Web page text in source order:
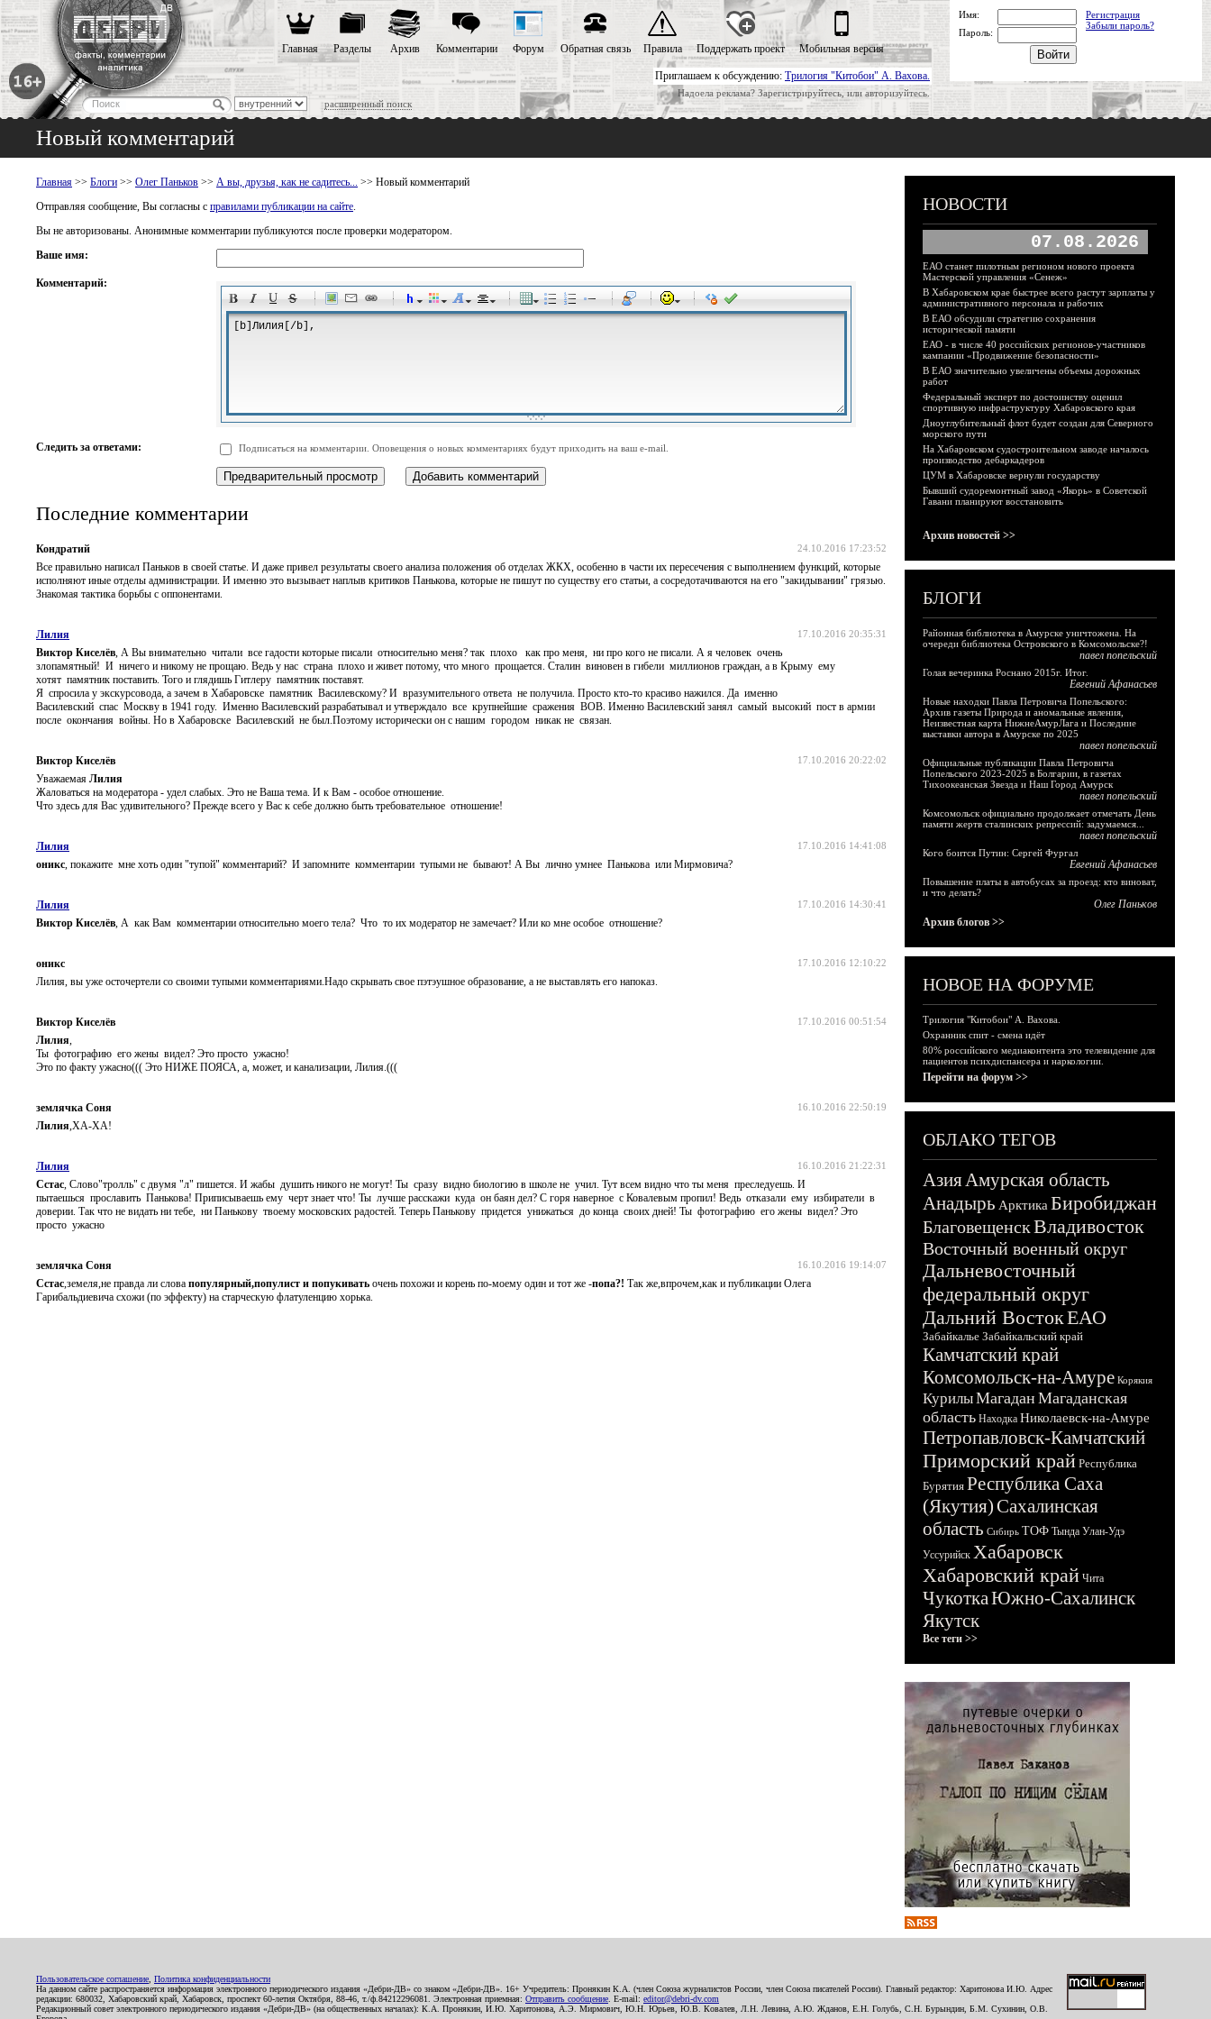
Приглашаем к обсуждению: Трилогия "Китобои" А. Вахова.
Надоела реклама? Зарегистрируйтесь, или авторизуйтесь.
расширенный поиск
Главная Разделы Архив Комментарии Форум Обратная связь Правила Поддержать проект Мобильная версия
Имя:
Регистрация
Забыли пароль?
Пароль:
Новый комментарий
Главная >> Блоги >> Олег Паньков >> А вы, друзья, как не садитесь... >> Новый комментарий
Отправляя сообщение, Вы согласны с правилами публикации на сайте.
Вы не авторизованы. Анонимные комментарии публикуются после проверки модератором.
Ваше имя:
Комментарий:
-
-
-
-
-
-
-
-
-
-
-
-
-
-
-
-
-
-
-
-
-
-
-
-
-
-
-
Следить за ответами: Подписаться на комментарии. Оповещения о новых комментариях будут приходить на ваш e-mail.
Последние комментарии
24.10.2016 17:23:52
Кондратий
Все правильно написал Паньков в своей статье. И даже привел результаты своего анализа положения об отделах ЖКХ, особенно в части их пересечения с выполнением функций, которые
исполняют иные отделы администрации. И именно это вызывает наплыв критиков Панькова, которые не пишут по существу его статьи, а сосредотачиваются на его "закидывании" грязью.
Знакомая тактика борьбы с оппонентами.
17.10.2016 20:35:31
Лилия
Виктор Киселёв , А Вы внимательно читали все гадости которые писали относительно меня? так плохо как про меня, ни про кого не писали. А я человек очень
злопамятный! И ничего и никому не прощаю. Ведь у нас страна плохо и живет потому, что много прощается. Сталин виновен в гибели миллионов граждан, а в Крыму ему
хотят памятник поставить. Того и глядишь Гитлеру памятник поставят.
Я спросила у экскурсовода, а зачем в Хабаровске памятник Василевскому? И вразумительного ответа не получила. Просто кто-то красиво нажился. Да именно
Василевский спас Москву в 1941 году. Именно Василевский разрабатывал и утверждало все крупнейшие сражения ВОВ. Именно Василевский занял самый высокий пост в армии
после окончания войны. Но в Хабаровске Василевский не был.Поэтому исторически он с нашим городом никак не связан.
17.10.2016 20:22:02
Виктор Киселёв
Уважаемая Лилия
Жаловаться на модератора - удел слабых. Это не Ваша тема. И к Вам - особое отношение.
Что здесь для Вас удивительного? Прежде всего у Вас к себе должно быть требовательное отношение!
17.10.2016 14:41:08
Лилия
оникс , покажите мне хоть один "тупой" комментарий? И запомните комментарии тупыми не бывают! А Вы лично умнее Панькова или Мирмовича?
17.10.2016 14:30:41
Лилия
Виктор Киселёв , А как Вам комментарии относительно моего тела? Что то их модератор не замечает? Или ко мне особое отношение?
17.10.2016 12:10:22
оникс
Лилия, вы уже осточертели со своими тупыми комментариями.Надо скрывать свое пэтэушное образование, а не выставлять его напоказ.
17.10.2016 00:51:54
Виктор Киселёв
Лилия
Ты фотографию его жены видел? Это просто ужасно!
Это по факту ужасно((( Это НИЖЕ ПОЯСА, а, может, и канализации, Лилия.(((
16.10.2016 22:50:19
землячка Соня
Лилия ,ХА-ХА!
16.10.2016 21:22:31
Лилия
Сстас , Слово"тролль" с двумя "л" пишется. И жабы душить никого не могут! Ты сразу видно биологию в школе не учил. Тут всем видно что ты меня преследуешь. И
пытаешься прославить Панькова! Приписываешь ему черт знает что! Ты лучше расскажи куда он баян дел? С горя наверное с Ковалевым пропил! Ведь отказали ему избиратели в
доверии. Так что не видать ни тебе, ни Панькову твоему московских радостей. Теперь Панькову придется унижаться до конца своих дней! Ты фотографию его жены видел? Это
просто ужасно
16.10.2016 19:14:07
землячка Соня
Сстас ,земеля,не правда ли слова популярный,популист и попукивать очень похожи и корень по-моему один и тот же -попа?! Так же,впрочем,как и публикации Олега
Гарибальдиевича схожи (по эффекту) на старческую флатуленцию хорька.
НОВОСТИ
07.08.2026
ЕАО станет пилотным регионом нового проекта
Мастерской управления «Сенеж»
В Хабаровском крае быстрее всего растут зарплаты у
административного персонала и рабочих
В ЕАО обсудили стратегию сохранения
исторической памяти
ЕАО - в числе 40 российских регионов-участников
кампании «Продвижение безопасности»
В ЕАО значительно увеличены объемы дорожных
работ
Федеральный эксперт по достоинству оценил
спортивную инфраструктуру Хабаровского края
Дноуглубительный флот будет создан для Северного
морского пути
На Хабаровском судостроительном заводе началось
производство дебаркадеров
ЦУМ в Хабаровске вернули государству
Бывший судоремонтный завод «Якорь» в Советской
Гавани планируют восстановить
Архив новостей >>
БЛОГИ
Районная библиотека в Амурске уничтожена. На
очереди библиотека Островского в Комсомольске?!
павел попельский
Голая вечеринка Роснано 2015г. Итог.
Евгений Афанасьев
Новые находки Павла Петровича Попельского:
Архив газеты Природа и аномальные явления,
Неизвестная карта НижнеАмурЛага и Последние
выставки автора в Амурске по 2025
павел попельский
Официальные публикации Павла Петровича
Попельского 2023-2025 в Болгарии, в газетах
Тихоокеанская Звезда и Наш Город Амурск
павел попельский
Комсомольск официально продолжает отмечать День
памяти жертв сталинских репрессий: задумаемся...
павел попельский
Кого боится Путин: Сергей Фургал
Евгений Афанасьев
Повышение платы в автобусах за проезд: кто виноват,
и что делать?
Олег Паньков
Архив блогов >>
НОВОЕ НА ФОРУМЕ
Трилогия "Китобои" А. Вахова.
Охранник спит - смена идёт
80% российского медиаконтента это телевидение для
пациентов психдиспансера и наркологии.
Перейти на форум >>
ОБЛАКО ТЕГОВ
АзияАмурская область
Анадырь Арктика Биробиджан
БлаговещенскВладивосток
Восточный военный округ
Дальневосточный
федеральный округ
Дальний ВостокЕАО
Забайкалье Забайкальский край
Камчатский край
Комсомольск-на-Амуре Корякия
КурилыМагадан Магаданская
область Находка Николаевск-на-Амуре
Петропавловск-Камчатский
Приморский край Республика
Бурятия Республика Саха
(Якутия)Сахалинская
область Сибирь ТОФ Тында Улан-Удэ
Уссурийск Хабаровск
Хабаровский край Чита
ЧукоткаЮжно-Сахалинск
Якутск
Все теги >>
Пользовательское соглашение Политика конфиденциальности
На данном сайте распространяется информация электронного периодического издания «Дебри-ДВ» со знаком «Дебри-ДВ». 16+ Учредитель: Пронякин К.А. (член Союза журналистов России, член Союза писателей России). Главный редактор: Харитонова И.Ю. Адрес
редакции: 680032, Хабаровский край, Хабаровск, проспект 60-летия Октября, 88-46, т./ф.84212296081. Электронная приемная: Отправить сообщение . E-mail: editor@debri-dv.com
Редакционный совет электронного периодического издания «Дебри-ДВ» (на общественных началах): К.А. Пронякин, И.Ю. Харитонова, А.Э. Мирмович, Ю.Н. Юрьев, Ю.В. Ковалев, Л.Н. Левина, А.Ю. Жданов, Е.Н. Голубь, С.Н. Бурындин, Б.М. Сухинин, О.В.